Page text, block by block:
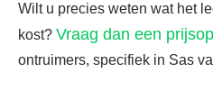
Wilt u precies weten wat het
kost? Vraag dan een
ontruimers, specifiek in Sas